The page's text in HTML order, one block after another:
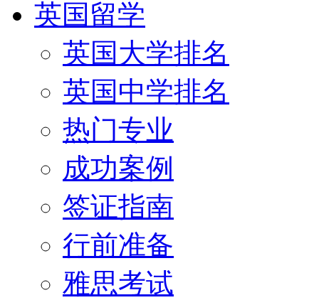
英国留学
英国大学排名
英国中学排名
热门专业
成功案例
签证指南
行前准备
雅思考试